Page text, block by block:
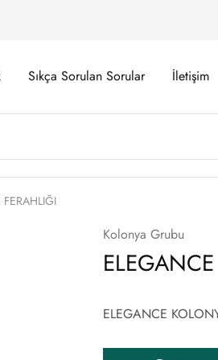
Sıkça Sorulan Sorular İletişim
Kolonya Grubu
ELEGANCE